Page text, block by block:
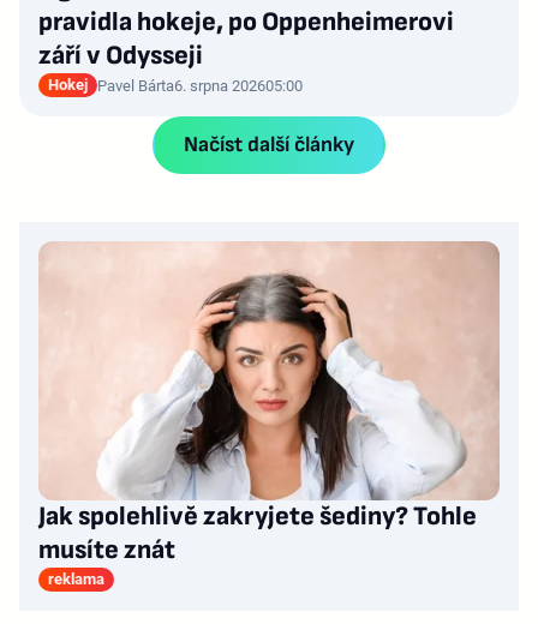
pravidla hokeje, po Oppenheimerovi
září v Odysseji
Hokej Pavel Bárta6. srpna 202605:00
Načíst další články
Jak spolehlivě zakryjete šediny? Tohle
musíte znát
reklama